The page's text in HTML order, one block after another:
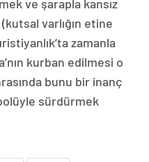
ve şarapla kansız
varlığın etine
zamanla
kurban edilmesi o
bunu bir inanç
sürdürmek